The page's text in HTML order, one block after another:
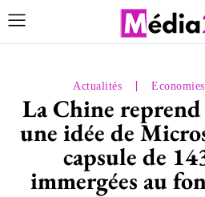
Actualités Economies
La Chine reprend
une idée de
capsule de
immergées au